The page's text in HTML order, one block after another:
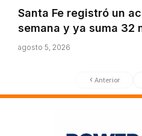
Santa Fe registró un
semana y ya suma 32
agosto 5, 2026
Anterior